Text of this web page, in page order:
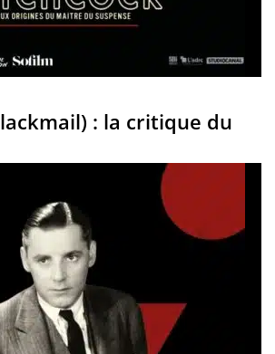
: la critique du